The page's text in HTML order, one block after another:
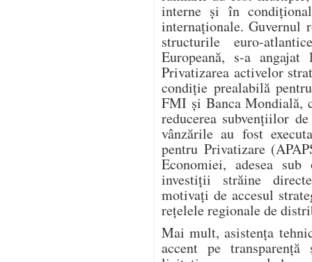
interne și în
internaționale. Guvernul
structurile euro-
Europeană, s-a
Privatizarea activelor
condiție prealabilă
FMI și Banca Mondială,
reducerea subvențiilor
vânzările au fost
pentru Privatizare
Economiei, adesea
investiții străine
motivați de accesul
rețelele regionale de
Mai mult, asistența
accent pe